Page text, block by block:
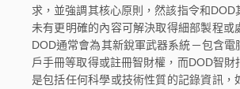
求，並強調其核心原則，然該指令和DOD
未有更明確的內容可解決取得細部製程或
DOD通常會為其新銳軍武器系統－包含電
戶手冊等取得或註冊智財權，而DOD智財
是包括任何科學或技術性質的記錄資訊，